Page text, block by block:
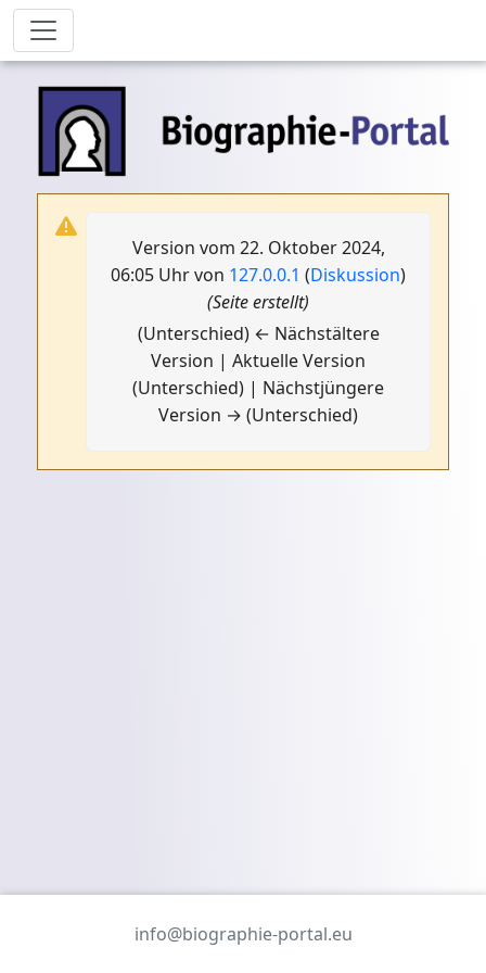
Version vom 22. Oktober 2024,
06:05 Uhr von 127.0.0.1 (Diskussion)
(Seite erstellt)
(Unterschied) ← Nächstältere
Version | Aktuelle Version
(Unterschied) | Nächstjüngere
Version → (Unterschied)
info@biographie-portal.eu